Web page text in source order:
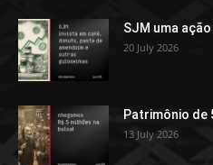
SJM uma
20 July 2026
Patrimônio de
13 July 2026